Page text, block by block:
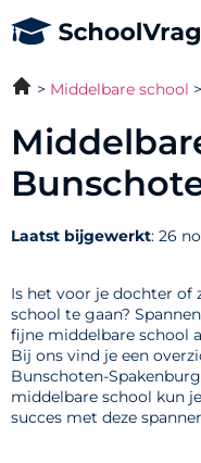
Middelbare school
Laatst bijgewerkt: 26
Is het voor je dochter of
school te gaan?
fijne middelbare school
Bij ons vind je een
Bunschoten-
middelbare school kun
succes met deze